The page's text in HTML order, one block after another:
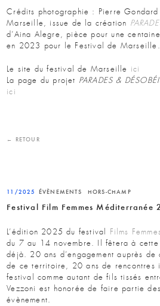
Crédits photographie : Pierre
Marseille, issue de la création
d’Aina Alegre, pièce pour une
en 2023 pour le Festival de Marseille.
Le site du festival de Marseille ici
La page du projet PARADES &
ici
← RETOUR
11/2025 ÉVÈNEMENTS HORS-CHAMP
Festival Film Femmes Méditerranée
L’édition 2025 du festival Films
du 7 au 14 novembre. Il fêtera à cette
déjà. 20 ans d’engagement auprès
de ce territoire, 20 ans de rencontres
festival comme autant de fils tissés
Vezzoni est honorée de faire partie
évènement.